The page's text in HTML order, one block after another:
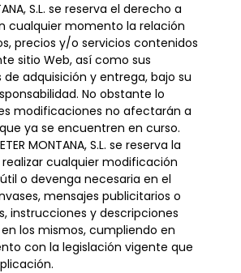
S.L. se reserva el derecho a
cualquier momento la relación
precios y/o servicios contenidos
sitio Web, así como sus
adquisición y entrega, bajo su
No obstante lo
modificaciones no afectarán a
ya se encuentren en curso.
MONTANA, S.L. se reserva la
cualquier modificación
o devenga necesaria en el
mensajes publicitarios o
instrucciones y descripciones
los mismos, cumpliendo en
con la legislación vigente que